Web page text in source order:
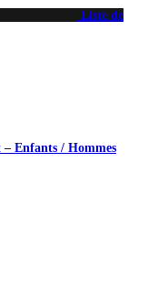
Liste de
Enfants / Hommes